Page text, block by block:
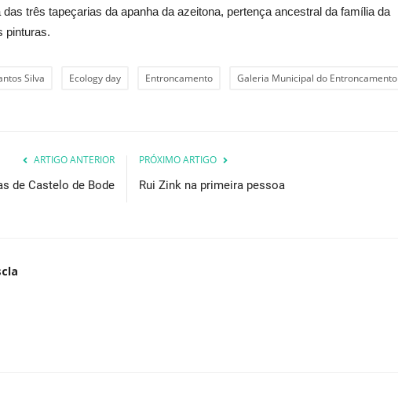
três tapeçarias da apanha da azeitona, pertença ancestral da família da
pinturas.
Silva Ecology day Entroncamento Galeria Municipal do Entroncamento
ARTIGO ANTERIOR
de Castelo de Bode
PRÓXIMO ARTIGO
Rui Zink na primeira pessoa